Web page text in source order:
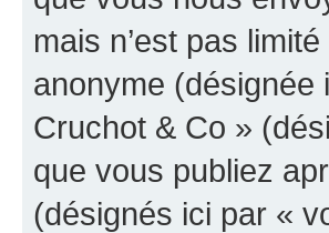
mais n’est pas
anonyme (désignée
Cruchot & Co »
que vous publiez
(désignés ici par «